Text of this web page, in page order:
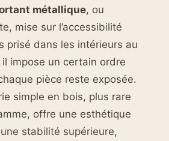
métallique, ou
mise sur l’accessibilité
prisé dans les intérieurs au
impose un certain ordre
pièce reste exposée.
simple en bois, plus rare
offre une esthétique
stabilité supérieure,